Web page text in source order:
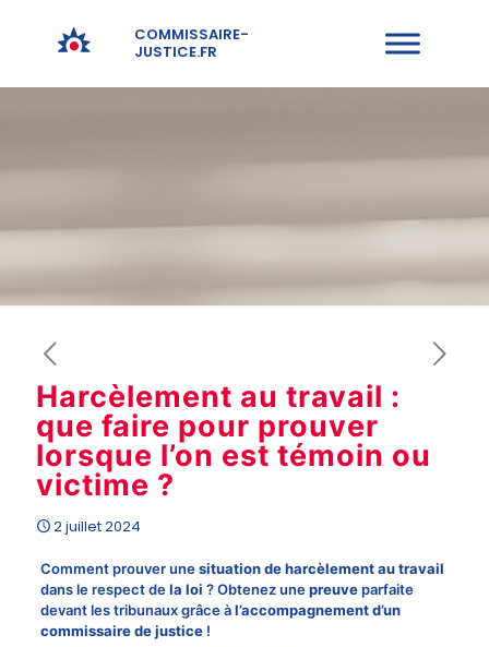
COMMISSAIRE-
JUSTICE.FR
Harcèlement au travail :
que faire pour prouver
lorsque l’on est témoin ou
victime ?
2 juillet 2024
Comment prouver unesituation de harcèlement au travail
dans le respect dela loi ? Obtenez unepreuveparfaite
devant les tribunaux grâce àl’accompagnement d’un
commissaire de justice!